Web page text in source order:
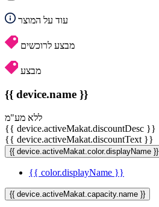
עוד על המוצר
מבצע לרוכשים
מבצע
{{ device.name }}
ללא מע"מ
{{ device.activeMakat.discountDesc }}
{{ device.activeMakat.discountText }}
{{ device.activeMakat.color.displayName }}
{{ color.displayName }}
{{ device.activeMakat.capacity.name }}